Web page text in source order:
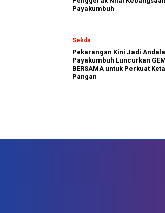
Payakumbuh
Sekda
Pekarangan Kini Jadi
Payakumbuh Luncurkan
BERSAMA untuk Perkuat
Pangan